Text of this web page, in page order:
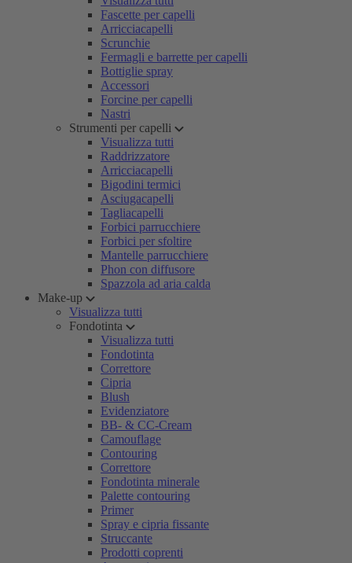
Fascette per capelli
Arricciacapelli
Scrunchie
Fermagli e barrette per capelli
Bottiglie spray
Accessori
Forcine per capelli
Nastri
Strumenti per capelli
Visualizza tutti
Raddrizzatore
Arricciacapelli
Bigodini termici
Asciugacapelli
Tagliacapelli
Forbici parrucchiere
Forbici per sfoltire
Mantelle parrucchiere
Phon con diffusore
Spazzola ad aria calda
Make-up
Visualizza tutti
Fondotinta
Visualizza tutti
Fondotinta
Correttore
Cipria
Blush
Evidenziatore
BB- & CC-Cream
Camouflage
Contouring
Correttore
Fondotinta minerale
Palette contouring
Primer
Spray e cipria fissante
Struccante
Prodotti coprenti